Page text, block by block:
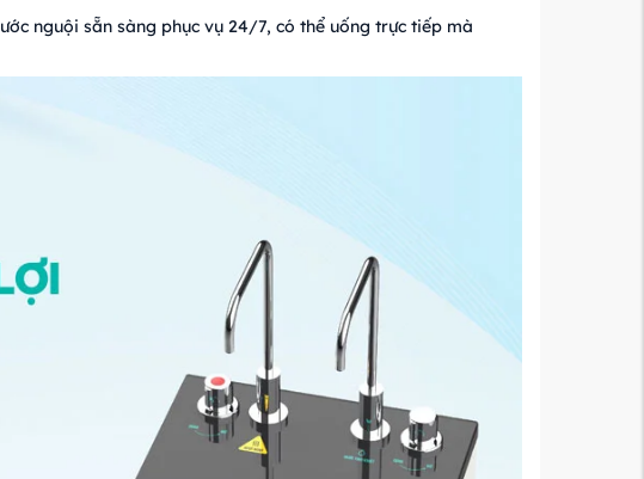
nguội sẵn sàng phục vụ 24/7, có thể uống trực tiếp mà